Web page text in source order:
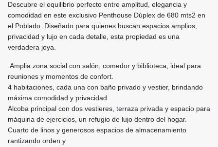
Descubre el equilibrio perfecto entre amplitud, elegancia y
comodidad en este exclusivo Penthouse Dúplex de 680 mts2 en
el Poblado. Diseñado para quienes buscan espacios amplios,
privacidad y lujo en cada detalle, esta propiedad es una
verdadera joya.
Amplia zona social con salón, comedor y biblioteca, ideal para
reuniones y momentos de confort.
4 habitaciones, cada una con baño privado y vestier, brindando
máxima comodidad y privacidad.
Alcoba principal con dos vestieres, terraza privada y espacio para
máquina de ejercicios, un refugio de lujo dentro del hogar.
Cuarto de linos y generosos espacios de almacenamiento
rantizando orden y